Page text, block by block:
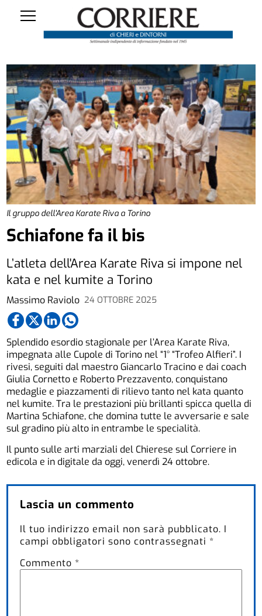
Il gruppo dell'Area Karate Riva a Torino
Massimo Raviolo 24 OTTOBRE 2025
Schiafone fa il bis
L’atleta dell'Area Karate Riva si impone nel
kata e nel kumite a Torino
Splendido esordio stagionale per l’Area Karate Riva,
impegnata alle Cupole di Torino nel “1° “Trofeo Alfieri”. I
rivesi, seguiti dal maestro Giancarlo Tracino e dai coach
Giulia Cornetto e Roberto Prezzavento, conquistano
medaglie e piazzamenti di rilievo tanto nel kata quanto
nel kumite. Tra le prestazioni più brillanti spicca quella di
Martina Schiafone, che domina tutte le avversarie e sale
sul gradino più alto in entrambe le specialità.
Il punto sulle arti marziali del Chierese sul Corriere in
edicola e in digitale da oggi, venerdì 24 ottobre.
Lascia un commento
Il tuo indirizzo email non sarà pubblicato. I
campi obbligatori sono contrassegnati *
Commento *